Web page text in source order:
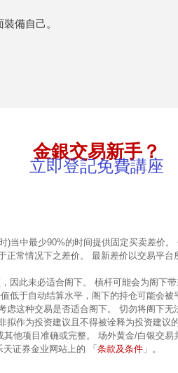
備自己。
金銀交易新手？
立即登記免費講座
当中最少90%的时间提供固定买卖差价
常情况下之差价。 最新差价以交易平台
此未必适合阁下。 槓杆可能会为阁下
于自动结算水平，阁下的持仓可能会
这种交易是否适合阁下。 切勿将阁下
作为投资建议且不得被诠释为投资建
他项目准确或完整。 场外黄金/白银交
证券金业网站上的 「 条款及条件 」。